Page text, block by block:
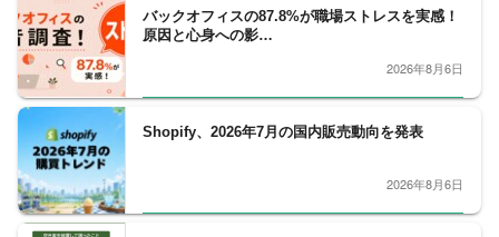
バックオフィスの87.8%が職場ストレスを実感！
原因と心身への影…
2026年8月6日
Shopify、2026年7月の国内販売動向を発表
2026年8月6日